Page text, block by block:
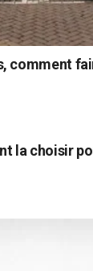
comment
la choisir